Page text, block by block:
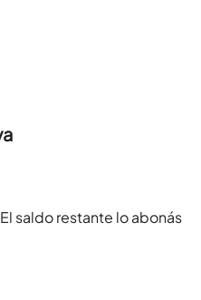
saldo restante lo abonás